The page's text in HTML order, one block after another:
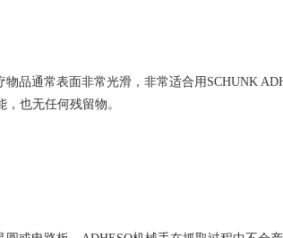
品通常表面非常光滑，非常适合用SCHUNK
也无任何残留物。